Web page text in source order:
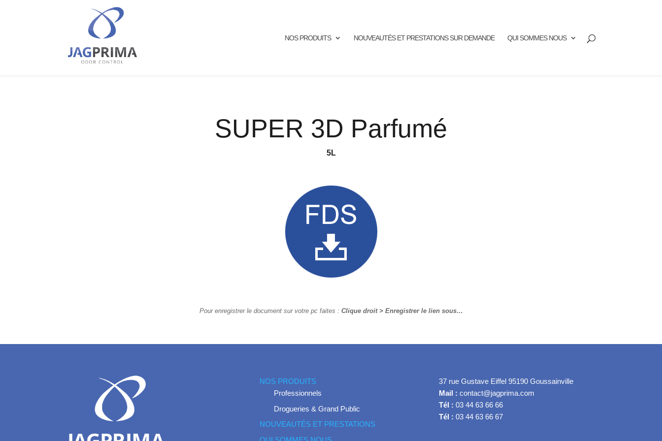
NOS PRODUITS NOUVEAUTÉS ET PRESTATIONS SUR DEMANDE QUI SOMMES NOUS
SUPER 3D Parfumé
5L
Pour enregistrer le document sur votre pc faites : Clique droit > Enregistrer le lien sous…
NOS PRODUITS
Professionnels
Drogueries & Grand Public
NOUVEAUTÉS ET PRESTATIONS
37 rue Gustave Eiffel 95190 Goussainville
Mail : contact@jagprima.com
Tél : 03 44 63 66 66
Tél : 03 44 63 66 67